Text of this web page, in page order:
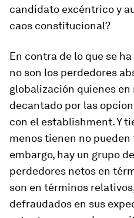
candidato excéntrico y
caos constitucional?
En contra de lo que se
no son los perdedores
globalización quienes en
decantado por las
con el establishment. Y
menos tienen no pueden
embargo, hay un grupo
perdedores netos en
son en términos
defraudados en sus